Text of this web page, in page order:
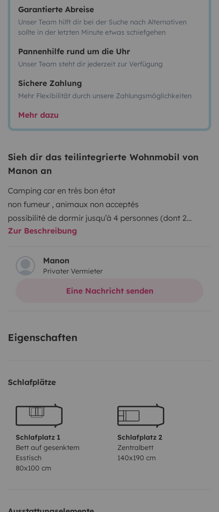
Garantierte Abreise
Unser Team hilft dir bei der Suche nach Alternativen
sollte in der letzten Minute etwas schiefgehen
Pannenhilfe rund um die Uhr
Unser Team steht dir jederzeit zur Verfügung
Sichere Zahlung
Mehr Flexibilität durch unsere Zahlungsmöglichkeiten
Mehr dazu
Sieh dir das teilintegrierte Wohnmobil von
Manon an
Camping car en très bon état
non fumeur , animaux non acceptés
possibilité de dormir jusqu’à 4 personnes (dont 2
enfants ) grand lit au fond fixe et lit dînette
grande tente (pièce de vie et deux chambres) ou une
simple petite tente une personne
caméra de recul
Le camping car doit être revenu propre intérieur et
et les eaux (propres et sales) ainsi que le wc vidés
Zur Beschreibung
Manon
Privater Vermieter
Eine Nachricht senden
Eigenschaften
Schlafplätze
Schlafplatz 1
Bett auf gesenktem
Esstisch
80x100 cm
Schlafplatz 2
Zentralbett
140x190 cm